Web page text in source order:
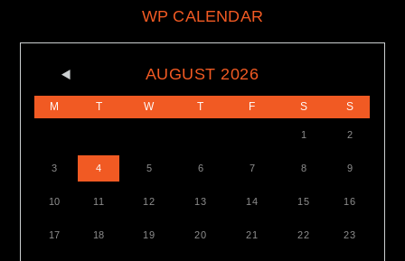
WP CALENDAR
AUGUST 2026
M T W T F S S
1 2
3 4 5 6 7 8 9
10 11 12 13 14 15 16
17 18 19 20 21 22 23